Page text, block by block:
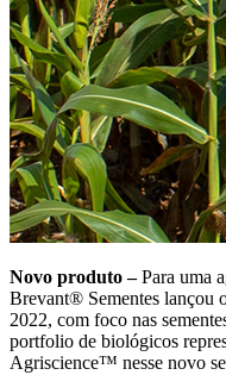
Novo produto –Para uma
Brevant® Sementes lançou
2022, com foco nas
portfolio de biológicos
Agriscience™ nesse novo